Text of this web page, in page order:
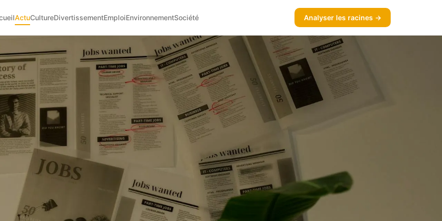
ActuCultureDivertissementEmploiEnvironnementSociété Analyser les racines →